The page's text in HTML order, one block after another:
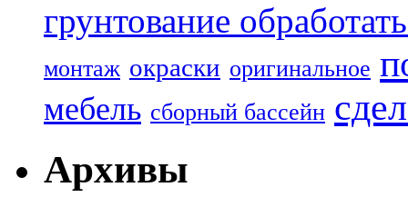
грунтование
монтаж окраски оригинальное
мебель сборный бассейн
Архивы